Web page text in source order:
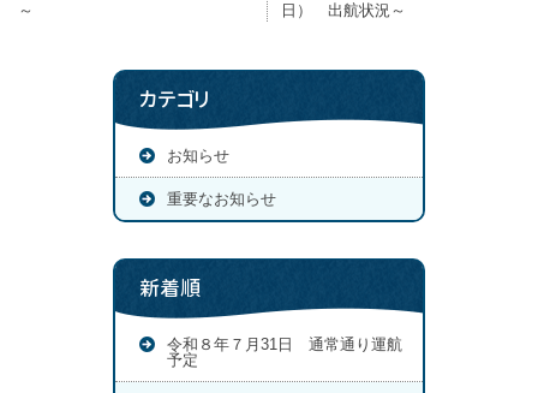
～
日） 出航状況～
カテゴリ
お知らせ
重要なお知らせ
新着順
令和８年７月31日 通常通り運航
予定